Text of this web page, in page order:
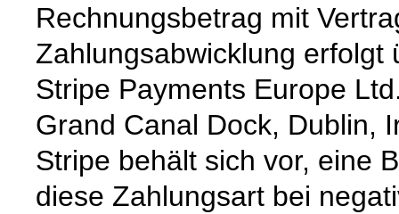
Rechnungsbetrag mit
Zahlungsabwicklung erfolgt
Stripe Payments Europe
Grand Canal Dock, Dublin,
Stripe behält sich vor, eine
diese Zahlungsart bei